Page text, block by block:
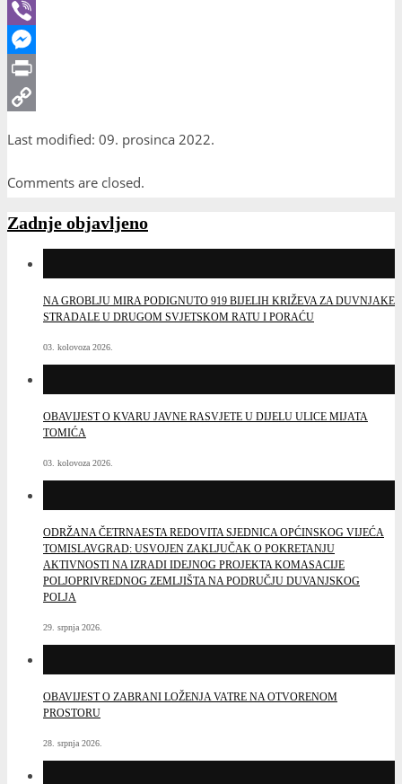
WhatsApp
Viber
Messenger
Print
Last modified: 09. prosinca 2022.
Comments are closed.
Zadnje objavljeno
NA GROBLJU MIRA PODIGNUTO 919 BIJELIH KRIŽEVA ZA DUVNJAKE
STRADALE U DRUGOM SVJETSKOM RATU I PORAĆU
03. kolovoza 2026.
OBAVIJEST O KVARU JAVNE RASVJETE U DIJELU ULICE MIJATA
TOMIĆA
03. kolovoza 2026.
ODRŽANA ČETRNAESTA REDOVITA SJEDNICA OPĆINSKOG VIJEĆA
TOMISLAVGRAD: USVOJEN ZAKLJUČAK O POKRETANJU
AKTIVNOSTI NA IZRADI IDEJNOG PROJEKTA KOMASACIJE
POLJOPRIVREDNOG ZEMLJIŠTA NA PODRUČJU DUVANJSKOG
POLJA
29. srpnja 2026.
OBAVIJEST O ZABRANI LOŽENJA VATRE NA OTVORENOM
PROSTORU
28. srpnja 2026.